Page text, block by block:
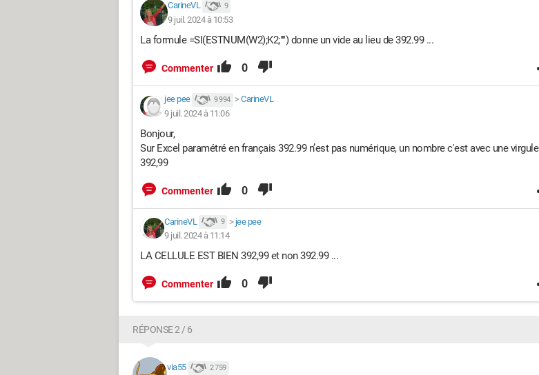
CarineVL 9
9 juil. 2024 à 10:53
La formule =SI(ESTNUM(W2);K2;"") donne un vide au lieu de 392.99 ...
Commenter 0
jee pee 9 994 > CarineVL
9 juil. 2024 à 11:06
Bonjour,
Sur Excel paramétré en français 392.99 n’est pas numérique, un nombre c'est avec une virgule
392,99
Commenter 0
CarineVL 9 > jee pee
9 juil. 2024 à 11:14
LA CELLULE EST BIEN 392,99 et non 392.99 ...
Commenter 0
RÉPONSE 2 / 6
via55 2 759